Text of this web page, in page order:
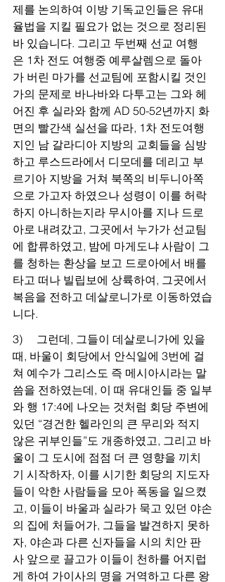
제를 논의하여 이방 기독교인들은 유대
율법을 지킬 필요가 없는 것으로 정리된
바 있습니다. 그리고 두번째 선교 여행
은 1차 전도 여행중 예루살렘으로 돌아
가 버린 마가를 선교팀에 포함시킬 것인
가의 문제로 바나바와 다투고는 그와 헤
어진 후 실라와 함께 AD 50-52년까지 화
면의 빨간색 실선을 따라, 1차 전도여행
지인 남 갈라디아 지방의 교회들을 심방
하고 루스드라에서 디모데를 데리고 부
르기아 지방을 거쳐 북쪽의 비두니아쪽
으로 가고자 하였으나 성령이 이를 허락
하지 아니하는지라 무시아를 지나 드로
아로 내려갔고, 그곳에서 누가가 선교팀
에 합류하였고, 밤에 마게도냐 사람이 그
를 청하는 환상을 보고 드로아에서 배를
타고 떠나 빌립보에 상륙하여, 그곳에서
복음을 전하고 데살로니가로 이동하였습
니다.
3)     그런데, 그들이 데살로니가에 있을
때, 바울이 회당에서 안식일에 3번에 걸
쳐 예수가 그리스도 즉 메시아시라는 말
씀을 전하였는데, 이 때 유대인들 중 일부
와 행 17:4에 나오는 것처럼 회당 주변에
있던 “경건한 헬라인의 큰 무리와 적지
않은 귀부인들”도 개종하였고, 그리고 바
울이 그 도시에 점점 더 큰 영향을 끼치
기 시작하자, 이를 시기한 회당의 지도자
들이 악한 사람들을 모아 폭동을 일으켰
고, 이들이 바울과 실라가 묵고 있던 야손
의 집에 처들어가, 그들을 발견하지 못하
자, 야손과 다른 신자들을 시의 치안 판
사 앞으로 끌고가 이들이 천하를 어지럽
게 하여 가이사의 명을 거역하고 다른 왕